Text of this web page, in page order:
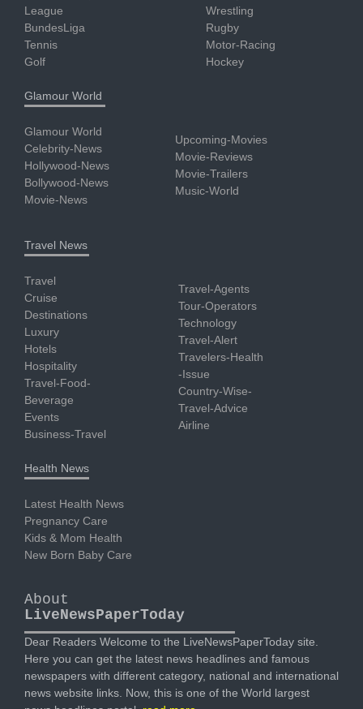
League
BundesLiga
Tennis
Golf
Wrestling
Rugby
Motor-Racing
Hockey
Glamour World
Glamour World
Celebrity-News
Hollywood-News
Bollywood-News
Movie-News
Upcoming-Movies
Movie-Reviews
Movie-Trailers
Music-World
Travel News
Travel
Cruise
Destinations
Luxury
Hotels
Hospitality
Travel-Food-
Beverage
Events
Business-Travel
Travel-Agents
Tour-Operators
Technology
Travel-Alert
Travelers-Health
-Issue
Country-Wise-
Travel-Advice
Airline
Health News
Latest Health News
Pregnancy Care
Kids & Mom Health
New Born Baby Care
About
LiveNewsPaperToday
Dear Readers Welcome to the LiveNewsPaperToday site.
Here you can get the latest news headlines and famous
newspapers with different category, national and international
news website links. Now, this is one of the World largest